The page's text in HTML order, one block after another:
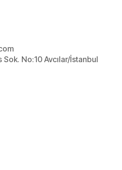
No:10 Avcılar/İstanbul